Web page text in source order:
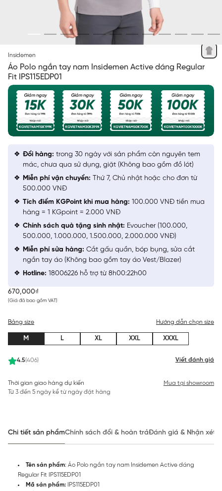
Insidemen
Áo Polo ngắn tay nam Insidemen Active dáng Regular
Fit IPS115EDP01
670,000₫
(Giá đã bao gồm VAT)
4.5(406) Viết đánh giá
Bảng size Hướng dẫn chọn size
M L XL XXL XXXL
Thời gian giao hàng dự kiến
Từ 3 đến 5 ngày kể từ ngày đặt hàng
Mua tại showroom
Đổi hàng: trong 30 ngày với sản phẩm còn nguyên tem
mác, chưa qua sử dụng, giặt (Không bao gồm đồ lót)
Miễn phí vận chuyển: Thứ 7, Chủ nhật hoặc cho đơn từ
500.000 VNĐ
Tích điểm KGPoint khi mua hàng: 100.000 VNĐ tiền mua
hàng = 1 KGpoint = 2.000 VNĐ
Chính sách quà tặng sinh nhật: Evoucher (100.000,
500.000, 1.000.000, 1.500.000, 2.000.000 VNĐ)
Miễn phí sửa hàng: Cắt gấu quần, bóp bụng, sửa cắt
ngắn tay áo (Không bao gồm tay áo Vest/Blazer)
Hotline: 18006226 hỗ trợ từ 8h00:22h00
Chi tiết sản phẩmChính sách đổi & hoàn trảĐánh giá & Nhận xét
Tên sản phẩm: Áo Polo ngắn tay nam Insidemen Active dáng
Regular Fit IPS115EDP01
Mã sản phẩm: IPS115EDP01